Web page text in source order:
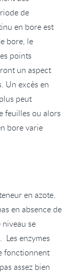
de
en bore est
bore, le
points
un aspect
Un excès en
peut
feuilles ou alors
bore varie
en azote.
en absence de
se
Les enzymes
fonctionnent
assez bien